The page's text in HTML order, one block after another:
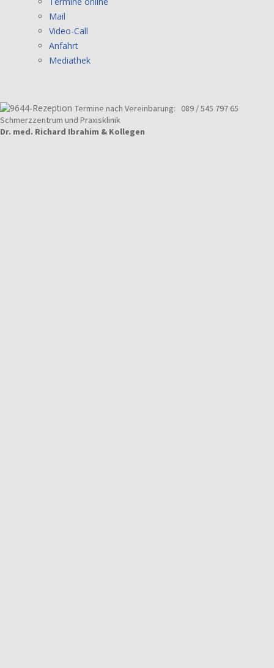
Mail
Video-Call
Anfahrt
Mediathek
Termine nach Vereinbarung:
089 / 545 797 65
Schmerzzentrum und Praxisklinik
Dr. med. Richard Ibrahim & Kollegen